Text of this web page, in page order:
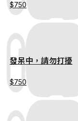
$750
發呆中，請勿打擾
$750